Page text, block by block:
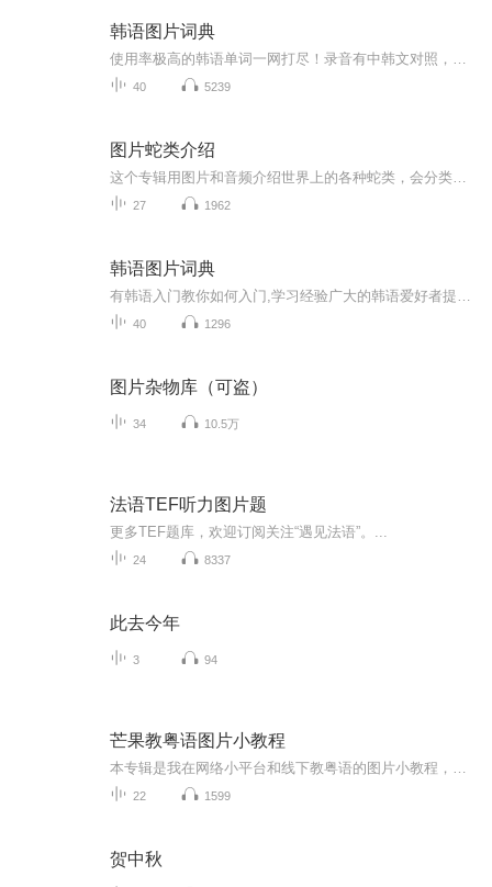
韩语图片词典
40 5239
图片蛇类介绍
27 1962
韩语图片词典
40 1296
图片杂物库（可盗）
34 10.5万
法语TEF听力图片题
更多TEF题库，欢迎订阅关注“遇见法语”。...
24 8337
此去今年
3 94
芒果教粤语图片小教程
22 1599
贺中秋